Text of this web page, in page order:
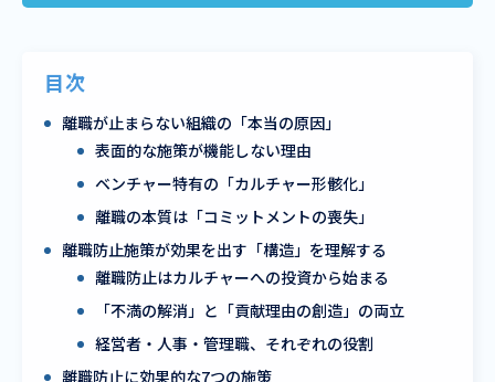
目次
離職が止まらない組織の「本当の原因」
表面的な施策が機能しない理由
ベンチャー特有の「カルチャー形骸化」
離職の本質は「コミットメントの喪失」
離職防止施策が効果を出す「構造」を理解する
離職防止はカルチャーへの投資から始まる
「不満の解消」と「貢献理由の創造」の両立
経営者・人事・管理職、それぞれの役割
離職防止に効果的な7つの施策